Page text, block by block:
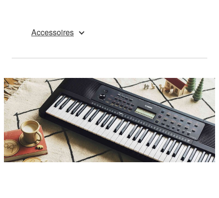
Accessoires